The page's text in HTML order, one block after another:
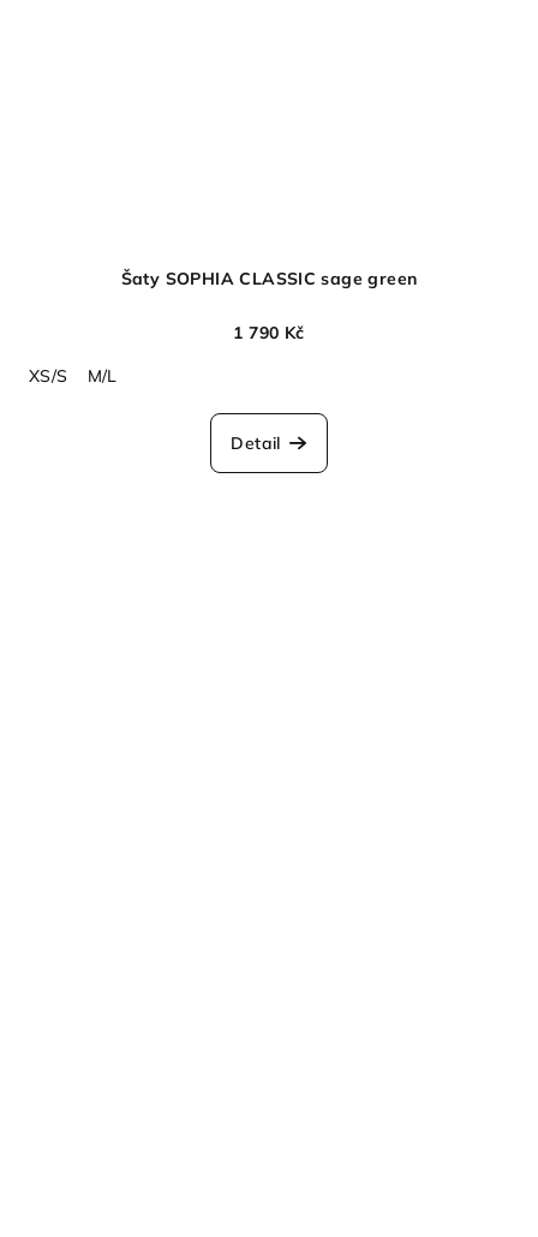
Šaty SOPHIA CLASSIC sage green
1 790 Kč
XS/S
M/L
Detail